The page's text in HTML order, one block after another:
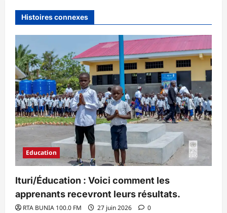
Histoires connexes
Education
Ituri/Éducation : Voici comment les
apprenants recevront leurs résultats.
RTA BUNIA 100.0 FM 27 juin 2026 0